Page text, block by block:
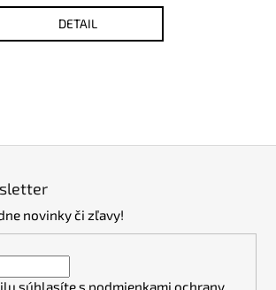
DETAIL
novinky či zľavy!
súhlasíte s podmienkami ochrany